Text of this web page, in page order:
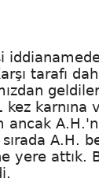
tarafı
karnına
ancak
A.H.
yere attık.